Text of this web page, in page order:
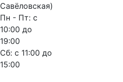
Савёловская)
Пн - Пт: с
10:00 до
19:00
Сб: с 11:00 до
15:00